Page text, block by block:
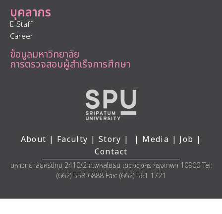
บุคลากร
E-Staff
Career
ข้อมูลมหาวิทยาลัย
การตรวจสอบผู้สำเร็จการศึกษา
About | Faculty | Story | | Media | Job |
Contact
มหาวิทยาลัยศรีปทุม 2410/2 ถ.พหลโยธิน เขตจตุจักร กรุงเทพฯ 10900 Tel:
(662) 558-6888 Fax: (662) 561 1721